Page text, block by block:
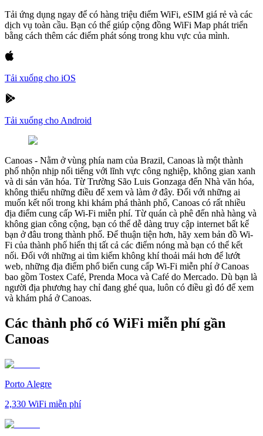
Tải ứng dụng ngay để có hàng triệu điểm WiFi, eSIM giá rẻ và các
dịch vụ toàn cầu. Bạn có thể giúp cộng đồng WiFi Map phát triển
bằng cách thêm các điểm phát sóng trong khu vực của mình.
Tải xuống cho iOS
Tải xuống cho Android
Canoas - Nằm ở vùng phía nam của Brazil, Canoas là một thành
phố nhộn nhịp nổi tiếng với lĩnh vực công nghiệp, không gian xanh
và di sản văn hóa. Từ Trường São Luis Gonzaga đến Nhà văn hóa,
không thiếu những điều để xem và làm ở đây. Đối với những ai
muốn kết nối trong khi khám phá thành phố, Canoas có rất nhiều
địa điểm cung cấp Wi-Fi miễn phí. Từ quán cà phê đến nhà hàng và
không gian công cộng, bạn có thể dễ dàng truy cập internet bất kể
bạn ở đâu trong thành phố. Để thuận tiện hơn, hãy xem bản đồ Wi-
Fi của thành phố hiển thị tất cả các điểm nóng mà bạn có thể kết
nối. Đối với những ai tìm kiếm không khí thoải mái hơn để lướt
web, những địa điểm phổ biến cung cấp Wi-Fi miễn phí ở Canoas
bao gồm Tostex Café, Prenda Moca và Café do Mercado. Dù bạn là
người địa phương hay chỉ đang ghé qua, luôn có điều gì đó để xem
và khám phá ở Canoas.
Các thành phố có WiFi miễn phí gần
Canoas
Porto Alegre
2,330 WiFi miễn phí